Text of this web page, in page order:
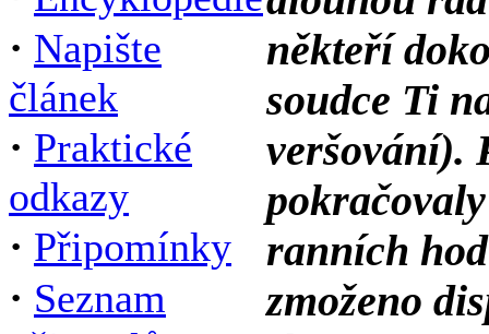
· Napište
článek
· Praktické
odkazy
· Připomínky
· Seznam
někteří
soudce Ti
veršování).
ranních
zmoženo